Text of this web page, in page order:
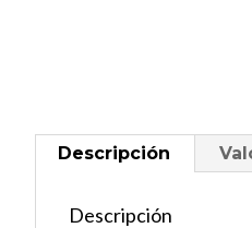
Descripción
Descripción